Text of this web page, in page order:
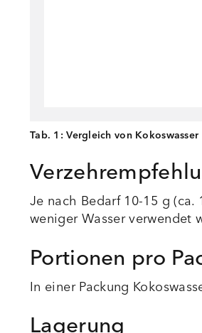
Tab. 1:Vergleich von
Je nach Bedarf 10-15 g
weniger Wasser verwendet
Portionen pro
In einer Packung